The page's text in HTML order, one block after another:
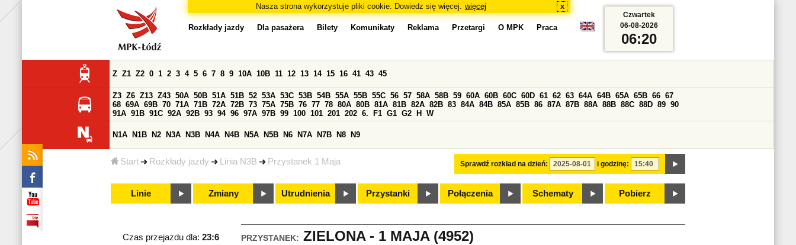
Nasza strona wykorzystuje pliki cookie. Dowiedz się więcej. więcej x
Start Rozkłady jazdy Linia N3B Przystanek 1 Maja
Rozkłady jazdy Dla pasażera Bilety Komunikaty Reklama Przetargi O MPK Praca
Sprawdź rozkład na dzień: i godzinę:
Z Z1 Z2 0 1 2 3 4 5 6 7 8 9 10A 10B 11 12 13 14 15 16 41 43 45
Z3 Z6 Z13 Z43 50A 50B 51A 51B 52 53A 53C 53B 54B 55A 55B 55C 56 57 58A 58B 59 60A 60B 60C 60D 61 62 63 64A 64B 65A 65B 66 67
68 69A 69B 70 71A 71B 72A 72B 73 75A 75B 76 77 78 80A 80B 81A 81B 82A 82B 83 84A 84B 85A 85B 86 87A 87B 88A 88B 88C 88D 89 90
91A 91B 91C 92A 92B 93 94 96 97A 97B 99 100 101 201 202 6. F1 G1 G2 H W
N1A N1B N2 N3A N3B N4A N4B N5A N5B N6 N7A N7B N8 N9
Linie Zmiany Utrudnienia Przystanki Połączenia Schematy Pobierz
Czwartek
06-08-2026
06:20
PRZYSTANEK: ZIELONA - 1 MAJA (4952)
Czas przejazdu dla: 23:6